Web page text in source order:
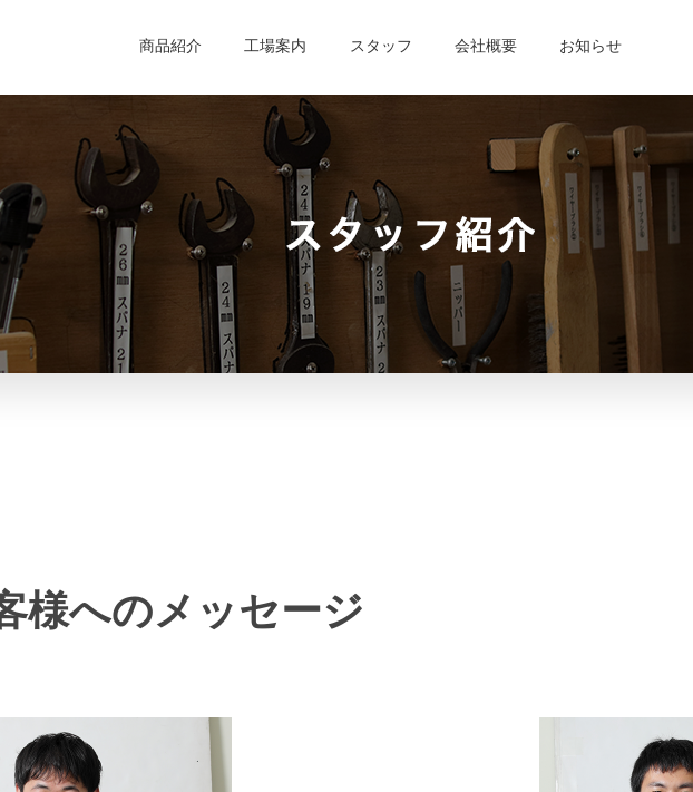
商品紹介 工場案内 スタッフ 会社概要 お知らせ
様へのメッセージ